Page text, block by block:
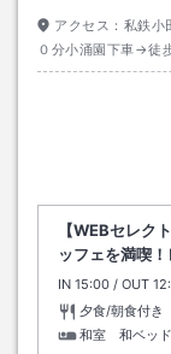
アクセス： 私鉄小
０分小涌園下車→徒
～１６：４０まで２
【WEBセレク
ッフェを満喫
IN チェックイン
15:00 / OUT チ
夕食/朝食付き
和室 和ベッ